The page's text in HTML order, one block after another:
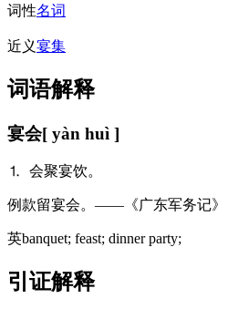
词性名词
近义宴集
词语解释
宴会[ yàn huì ]
⒈ 会聚宴饮。
例款留宴会。——《广东军务记》
英banquet; feast; dinner party;
引证解释